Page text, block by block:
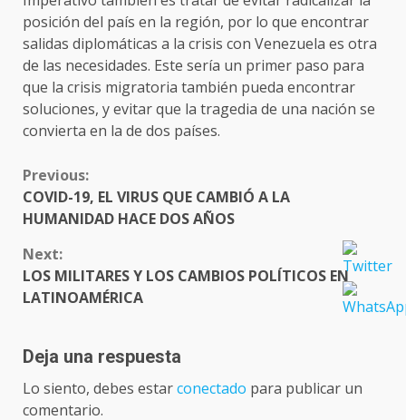
posición del país en la región, por lo que encontrar
salidas diplomáticas a la crisis con Venezuela es otra
de las necesidades. Este sería un primer paso para
que la crisis migratoria también pueda encontrar
soluciones, y evitar que la tragedia de una nación se
convierta en la de dos países.
CONTINUE
READING
Previous:
COVID-19, EL VIRUS QUE CAMBIÓ A LA
HUMANIDAD HACE DOS AÑOS
Next:
LOS MILITARES Y LOS CAMBIOS POLÍTICOS EN
LATINOAMÉRICA
Deja una respuesta
Lo siento, debes estarconectado para publicar un
comentario.